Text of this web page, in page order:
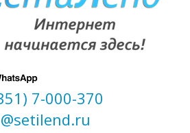
7-000-370